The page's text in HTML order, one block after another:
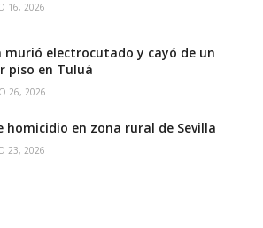
16, 2026
murió electrocutado y cayó de un
piso en Tuluá
26, 2026
homicidio en zona rural de Sevilla
23, 2026